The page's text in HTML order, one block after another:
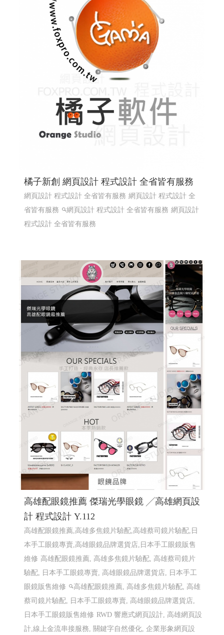
橘子新創 網頁設計 程式設計 全省皆有服務
網頁設計 程式設計 全省皆有服務 網頁設計 程式設計 全
省皆有服務
網頁設計 程式設計 全省皆有服務 網頁設計
程式設計 全省皆有服務
高雄配眼鏡推薦 傑瑞光學眼鏡 ╱高雄網頁設
計 程式設計 Y.112
高雄配眼鏡推薦,高雄多焦鏡片驗配,高雄蔡司鏡片驗配,日
本手工眼鏡專賣,高雄眼鏡品牌選貨店,日本手工眼鏡販售
維修 高雄配眼鏡推薦, 高雄多焦鏡片驗配, 高雄蔡司鏡片
驗配, 日本手工眼鏡專賣, 高雄眼鏡品牌選貨店, 日本手工
眼鏡販售維修
高雄配眼鏡推薦, 高雄多焦鏡片驗配, 高雄
蔡司鏡片驗配, 日本手工眼鏡專賣, 高雄眼鏡品牌選貨店,
日本手工眼鏡販售維修 RWD 響應式網頁設計, 高雄網頁設
計,線上金流串接服務, 關鍵字自然優化, 企業形象網頁設